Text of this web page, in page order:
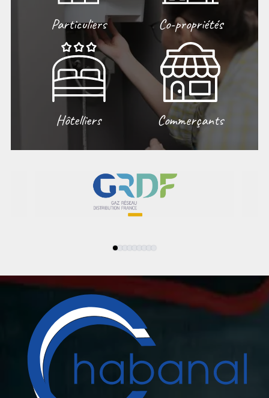
Particuliers Co-propriétés
Hôtelliers Commerçants